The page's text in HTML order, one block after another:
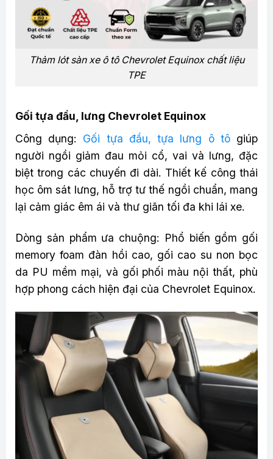
Thảm lót sàn xe ô tô Chevrolet Equinox chất liệu
TPE
Gối tựa đầu, lưng Chevrolet Equinox
Công dụng: Gối tựa đầu, tựa lưng ô tôgiúp
người ngồi giảm đau mỏi cổ, vai và lưng, đặc
biệt trong các chuyến đi dài. Thiết kế công thái
học ôm sát lưng, hỗ trợ tư thế ngồi chuẩn, mang
lại cảm giác êm ái và thư giãn tối đa khi lái xe.
Dòng sản phẩm ưa chuộng: Phổ biến gồm gối
memory foam đàn hồi cao, gối cao su non bọc
da PU mềm mại, và gối phối màu nội thất, phù
hợp phong cách hiện đại của Chevrolet Equinox.